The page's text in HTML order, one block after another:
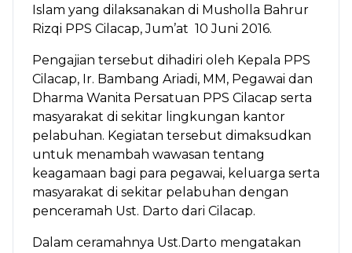
Islam yang dilaksanakan di Musholla Bahrur
Rizqi PPS Cilacap, Jum’at 10 Juni 2016.
Pengajian tersebut dihadiri oleh Kepala PPS
Cilacap, Ir. Bambang Ariadi, MM, Pegawai dan
Dharma Wanita Persatuan PPS Cilacap serta
masyarakat di sekitar lingkungan kantor
pelabuhan. Kegiatan tersebut dimaksudkan
untuk menambah wawasan tentang
keagamaan bagi para pegawai, keluarga serta
masyarakat di sekitar pelabuhan dengan
penceramah Ust. Darto dari Cilacap.
Dalam ceramahnya Ust.Darto mengatakan